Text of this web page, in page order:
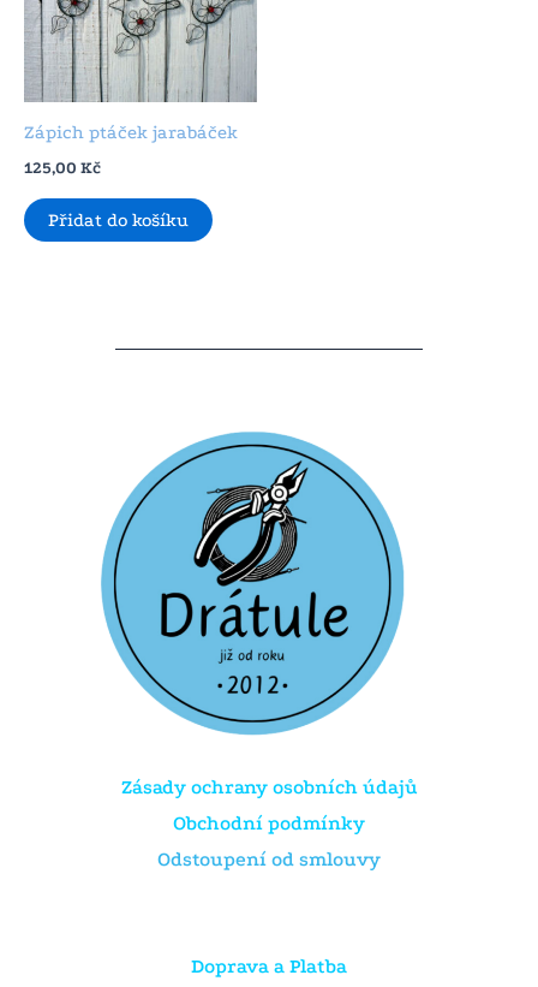
Zápich ptáček jarabáček
125,00 Kč
Přidat do košíku
Zásady ochrany osobních údajů
Obchodní podmínky
Odstoupení od smlouvy
Doprava a Platba